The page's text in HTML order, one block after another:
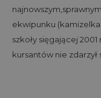
ekwipunku
szkoły sięgającej
kursantów nie